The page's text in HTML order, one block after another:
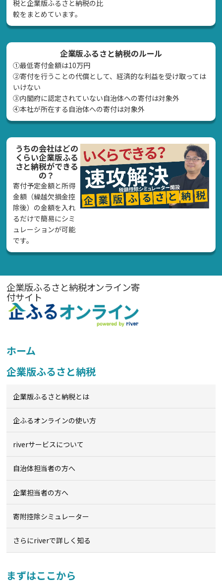
税と企業版ふるさと納税の比
較をまとめています。
企業版ふるさと納税のルール
①最低寄付金額は10万円
②寄付を行うことの代償として、経済的な利益を受け取っては
いけない
➂内閣府に認定されていない自治体への寄付は対象外
④本社が所在する自治体への寄付は対象外
うちの会社はどの
くらい企業版ふる
さと納税ができる
の？
寄付予定金額と所得
金額（繰越欠損金控
除後）の金額を入れ
るだけで簡易にシミ
ュレーションが可能
です。
企業版ふるさと納税オンライン寄
付サイト
ホーム
企業版ふるさと納税
企業版ふるさと納税とは
企ふるオンラインの使い方
riverサービスについて
自治体担当者の方へ
企業担当者の方へ
寄附控除シミュレーター
さらにriverで詳しく知る
まずはここから